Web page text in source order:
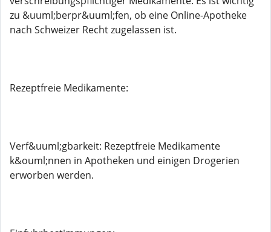
zu &uuml;berpr&uuml;fen, ob eine Online-Apotheke
nach Schweizer Recht zugelassen ist.
Rezeptfreie Medikamente:
Verf&uuml;gbarkeit: Rezeptfreie Medikamente
k&ouml;nnen in Apotheken und einigen Drogerien
erworben werden.